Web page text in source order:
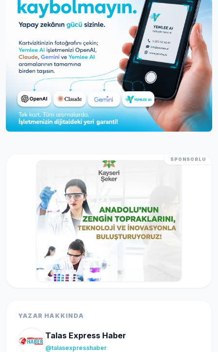
SPONSORLU
YAZAR HAKKINDA
Talas Express Haber
@talasexpresshaber